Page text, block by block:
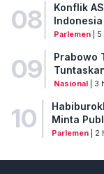
08
Konflik
Parlemen| 5
09
Prabowo
Nasional| 3
10
Minta
Parlemen| 2